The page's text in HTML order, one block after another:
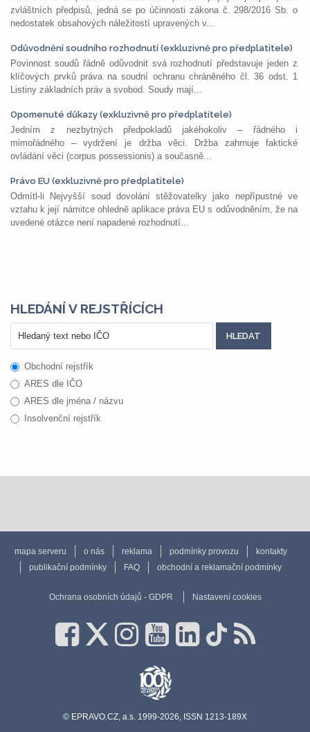
zvláštních předpisů, jedná se po účinnosti zákona č. 298/2016 Sb. o
nedostatek obsahových náležitostí upravených v...
Odůvodnění soudního rozhodnutí (exkluzivně pro předplatitele)
Povinnost soudů řádně odůvodnit svá rozhodnutí představuje jeden z
klíčových prvků práva na soudní ochranu chráněného čl. 36 odst. 1
Listiny základních práv a svobod. Soudy mají...
Opomenuté důkazy (exkluzivně pro předplatitele)
Jedním z nezbytných předpokladů jakéhokoliv – řádného i
mimořádného – vydržení je držba věci. Držba zahrnuje faktické
ovládání věci (corpus possessionis) a současně...
Právo EU (exkluzivně pro předplatitele)
Odmítl-li Nejvyšší soud dovolání stěžovatelky jako nepřípustné ve
vztahu k její námitce ohledně aplikace práva EU s odůvodněním, že na
uvedené otázce není napadené rozhodnutí...
HLEDÁNÍ V REJSTŘÍCÍCH
Obchodní rejstřík
ARES dle IČO
ARES dle jména / názvu
Insolvenční rejstřík
mapa serveru o nás reklama podmínky provozu
kontakty
publikační podmínky
FAQ obchodní a reklamační podmínky
Ochrana osobních údajů - GDPR Nastavení cookies
© EPRAVO.CZ, a.s. 1999-2026, ISSN 1213-189X